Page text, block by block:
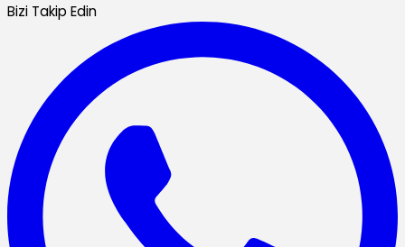
Bizi Takip Edin